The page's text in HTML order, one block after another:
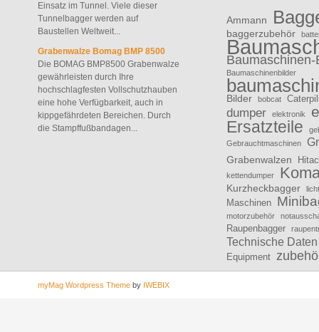
Einsatz im Tunnel. Viele dieser
Tunnelbagger werden auf
Baustellen Weltweit...
Grabenwalze Bomag BMP 8500
Die BOMAG BMP8500 Grabenwalze
gewährleisten durch Ihre
hochschlagfesten Vollschutzhauben
eine hohe Verfügbarkeit, auch in
kippgefährdeten Bereichen. Durch
die Stampffußbandagen...
Ammann
baggerzubehör
Baumaschinen-
Baumaschinenbilder
Bilder bobcat
dumper elektronik
Ersatzteile
Gebrauchtmaschinen
Grabenwalzen
kettendumper
Kurzheckbagger
Maschinen
motorzubehör
Raupenbagger
Technische Daten
Equipment
myMag Wordpress Themeby IWEBIX